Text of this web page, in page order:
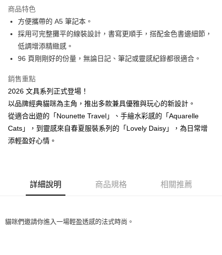
合作金庫商業銀行
華南商業銀行
上海商業儲蓄銀行
台北富邦商業銀行
國泰世華商業銀行
臺灣中小企業銀行
台中商業銀行
聯邦商業銀行
元大商業銀行
台新國際商業銀行
中國信託商業銀行
台灣樂天信用卡公司
LINE Pay
Apple Pay
運送方式
測試中請勿選取(全家)
每筆NT$9,999
測試中請勿選取(萊爾富)
每筆NT$80，滿NT$1,200(含以上)免運費
每筆NT$80，滿NT$1,200(含以上)免運費
商品特色
方便攜帶的 A5 筆記本。
採用可完整攤平的線裝設計，書寫更順手，搭配金色書邊細節，
低調增添精緻感。
96 頁剛剛好的份量，無論日記、筆記或靈感紀錄都很適合。
銷售重點
2026 文具系列正式登場！
以品牌經典貓咪為主角，推出多款兼具優雅與玩心的新設計。
從適合出遊的「Nounette Travel」、手繪水彩感的「Aquarelle
Cats」，到靈感來自春夏服裝系列的「Lovely Daisy」，為日常增
添輕盈好心情。
詳細說明 商品規格 相關推薦
貓咪們邀請你進入一場輕盈透感的法式時尚。